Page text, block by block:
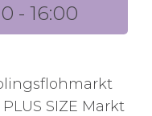
- 16:00
SIZE Markt